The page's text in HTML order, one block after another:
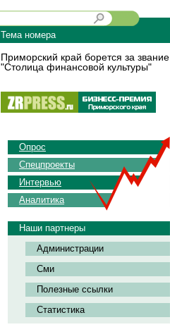
Тема номера
Приморский край борется за звание
"Столица финансовой культуры"
Опрос
Спецпроекты
Интервью
Аналитика
Наши партнеры
Администрации
Сми
Полезные ссылки
Статистика